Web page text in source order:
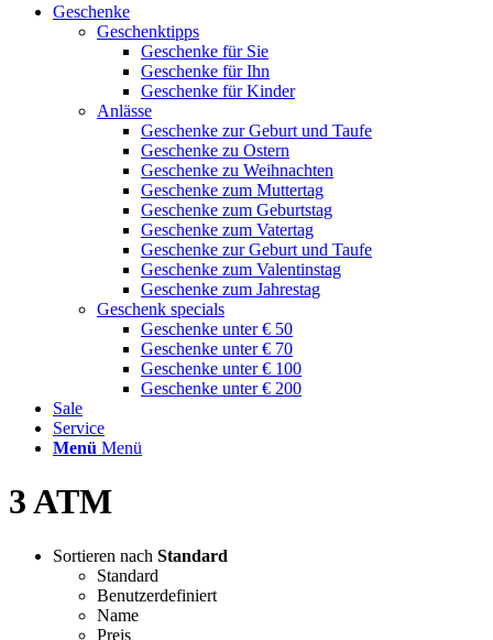
Geschenke
Geschenktipps
Geschenke für Sie
Geschenke für Ihn
Geschenke für Kinder
Anlässe
Geschenke zur Geburt und Taufe
Geschenke zu Ostern
Geschenke zu Weihnachten
Geschenke zum Muttertag
Geschenke zum Geburtstag
Geschenke zum Vatertag
Geschenke zur Geburt und Taufe
Geschenke zum Valentinstag
Geschenke zum Jahrestag
Geschenk specials
Geschenke unter € 50
Geschenke unter € 70
Geschenke unter € 100
Geschenke unter € 200
Sale
Service
Menü Menü
3 ATM
Sortieren nach Standard
Standard
Benutzerdefiniert
Name
Preis